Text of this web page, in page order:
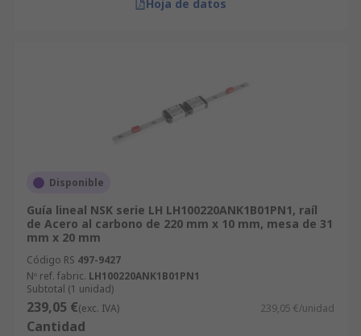
Hoja de datos
Disponible
Guía lineal NSK serie LH LH100220ANK1B01PN1, raíl
de Acero al carbono de 220 mm x 10 mm, mesa de 31
mm x 20 mm
Código RS 497-9427
Nº ref. fabric. LH100220ANK1B01PN1
Subtotal (1 unidad)
239,05 €(exc. IVA) 239,05 €/unidad
Cantidad